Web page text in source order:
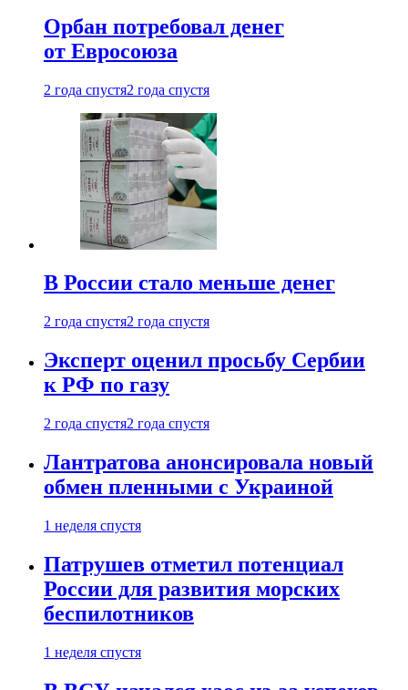
Орбан потребовал денег
от Евросоюза
2 года спустя2 года спустя
В России стало меньше денег
2 года спустя2 года спустя
Эксперт оценил просьбу Сербии
к РФ по газу
2 года спустя2 года спустя
Лантратова анонсировала новый
обмен пленными с Украиной
1 неделя спустя
Патрушев отметил потенциал
России для развития морских
беспилотников
1 неделя спустя